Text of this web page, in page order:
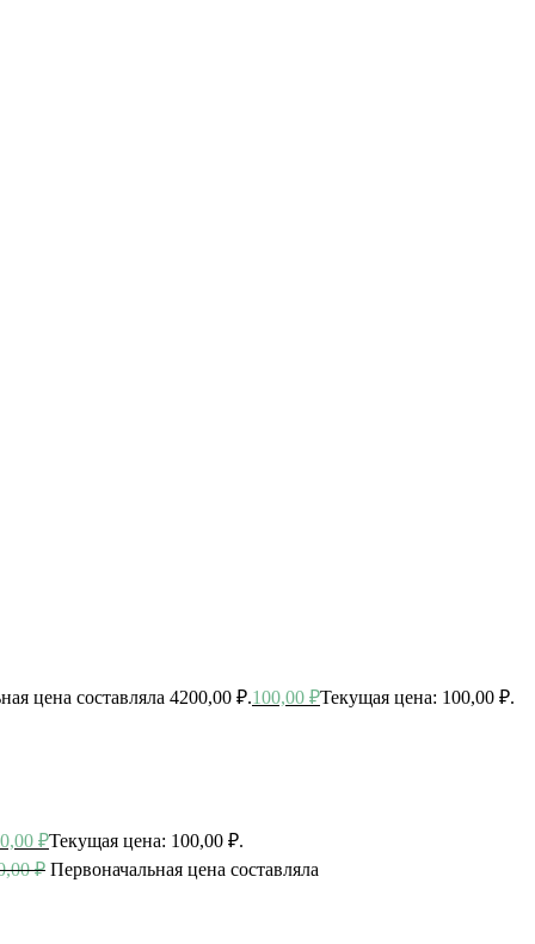
цена составляла 4200,00 ₽.100,00 ₽Текущая цена: 100,00 ₽.
₽Текущая цена: 100,00 ₽.
₽ Первоначальная цена составляла